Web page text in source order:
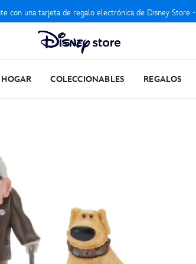
con una tarjeta de regalo electrónica de Disney Store -
HOGAR COLECCIONABLES REGALOS